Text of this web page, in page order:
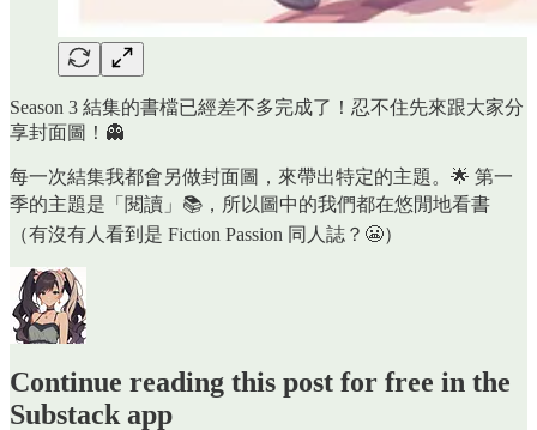
Season 3 結集的書檔已經差不多完成了！忍不住先來跟大家分
享封面圖！👻
每一次結集我都會另做封面圖，來帶出特定的主題。🌟 第一
季的主題是「閱讀」📚，所以圖中的我們都在悠閒地看書
（有沒有人看到是 Fiction Passion 同人誌？😬）
Continue reading this post for free in the
Substack app